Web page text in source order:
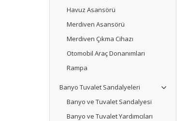
Havuz Asansörü
Merdiven Asansörü
Merdiven Çıkma Cihazı
Otomobil Araç Donanımları
Rampa
Banyo Tuvalet Sandalyeleri
Banyo ve Tuvalet Sandalyesi
Banyo ve Tuvalet Yardımcıları